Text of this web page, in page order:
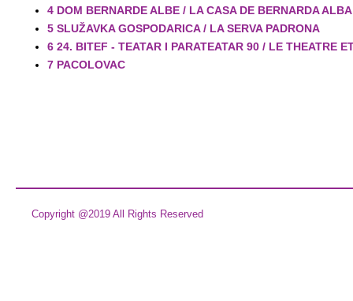
4 DOM BERNARDE ALBE / LA CASA DE BERNARDA ALBA
5 SLUŽAVKA GOSPODARICA / LA SERVA PADRONA
6 24. BITEF - TEATAR I PARATEATAR 90 / LE THEATRE
7 PACOLOVAC
Copyright @2019 All Rights Reserved